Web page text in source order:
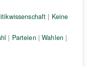
| Keine
| Parteien|Wahlen|